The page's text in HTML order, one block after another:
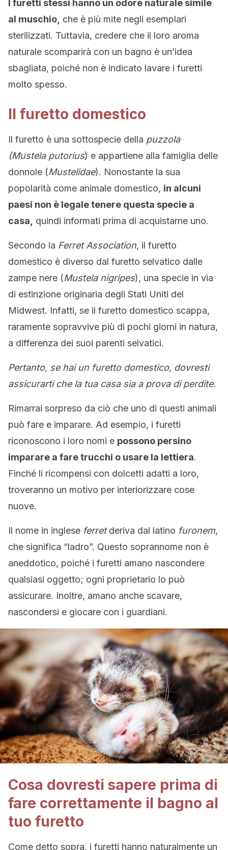
I furetti stessi hanno un odore naturale simile
al muschio, che è più mite negli esemplari
sterilizzati. Tuttavia, credere che il loro aroma
naturale scomparirà con un bagno è un’idea
sbagliata, poiché non è indicato lavare i furetti
molto spesso.
Il furetto domestico
Il furetto è una sottospecie della puzzola
(Mustela putorius) e appartiene alla famiglia delle
donnole (Mustelidae). Nonostante la sua
popolarità come animale domestico, in alcuni
paesi non è legale tenere questa specie a
casa,
quindi informati prima di acquistarne uno.
Secondo la Ferret Association, il furetto
domestico è diverso dal furetto selvatico dalle
zampe nere (Mustela nigripes), una specie in via
di estinzione originaria degli Stati Uniti del
Midwest. Infatti, se il furetto domestico scappa,
raramente sopravvive più di pochi giorni in natura,
a differenza dei suoi parenti selvatici.
Pertanto, se hai un furetto domestico, dovresti
assicurarti che la tua casa sia a prova di perdite.
Rimarrai sorpreso da ciò che uno di questi animali
può fare e imparare. Ad esempio, i furetti
riconoscono i loro nomi e possono persino
imparare a fare trucchi o usare la lettiera.
Finché li ricompensi con dolcetti adatti a loro,
troveranno un motivo per interiorizzare cose
nuove.
Il nome in inglese ferretderiva dal latino furonem,
che significa “ladro”. Questo soprannome non è
aneddotico, poiché i furetti amano nascondere
qualsiasi oggetto; ogni proprietario lo può
assicurare. Inoltre, amano anche scavare,
nascondersi e giocare con i guardiani.
Cosa dovresti sapere prima di
fare correttamente il bagno al
tuo furetto
Come detto sopra, i furetti hanno naturalmente un